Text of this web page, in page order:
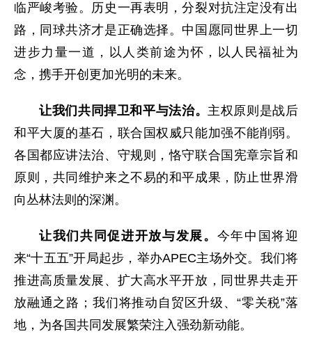
临严峻考验。历史一再表明，分裂对抗注定没有出
路，同球共济才是正确选择。中国愿同世界上一切
进步力量一道，以人类前途为怀，以人民福祉为
念，携手开创更加光明的未来。
让我们共同捍卫和平与法治。 主权原则是战后
和平大厦的基石，联合国权威只能加强不能削弱。
各国都应讲法治、守规则，恪守联合国宪章宗旨和
原则，共同维护来之不易的和平成果，防止世界滑
向丛林法则的深渊。
让我们共同促进开放与发展。 今年中国将迎
来“十五五”开局起步，举办APEC主场外交。我们将
推进高质量发展、扩大高水平开放，同世界共走开
放融通之路；我们将推动自贸区升级、“零关税”落
地，为各国共同发展繁荣注入强劲新动能。